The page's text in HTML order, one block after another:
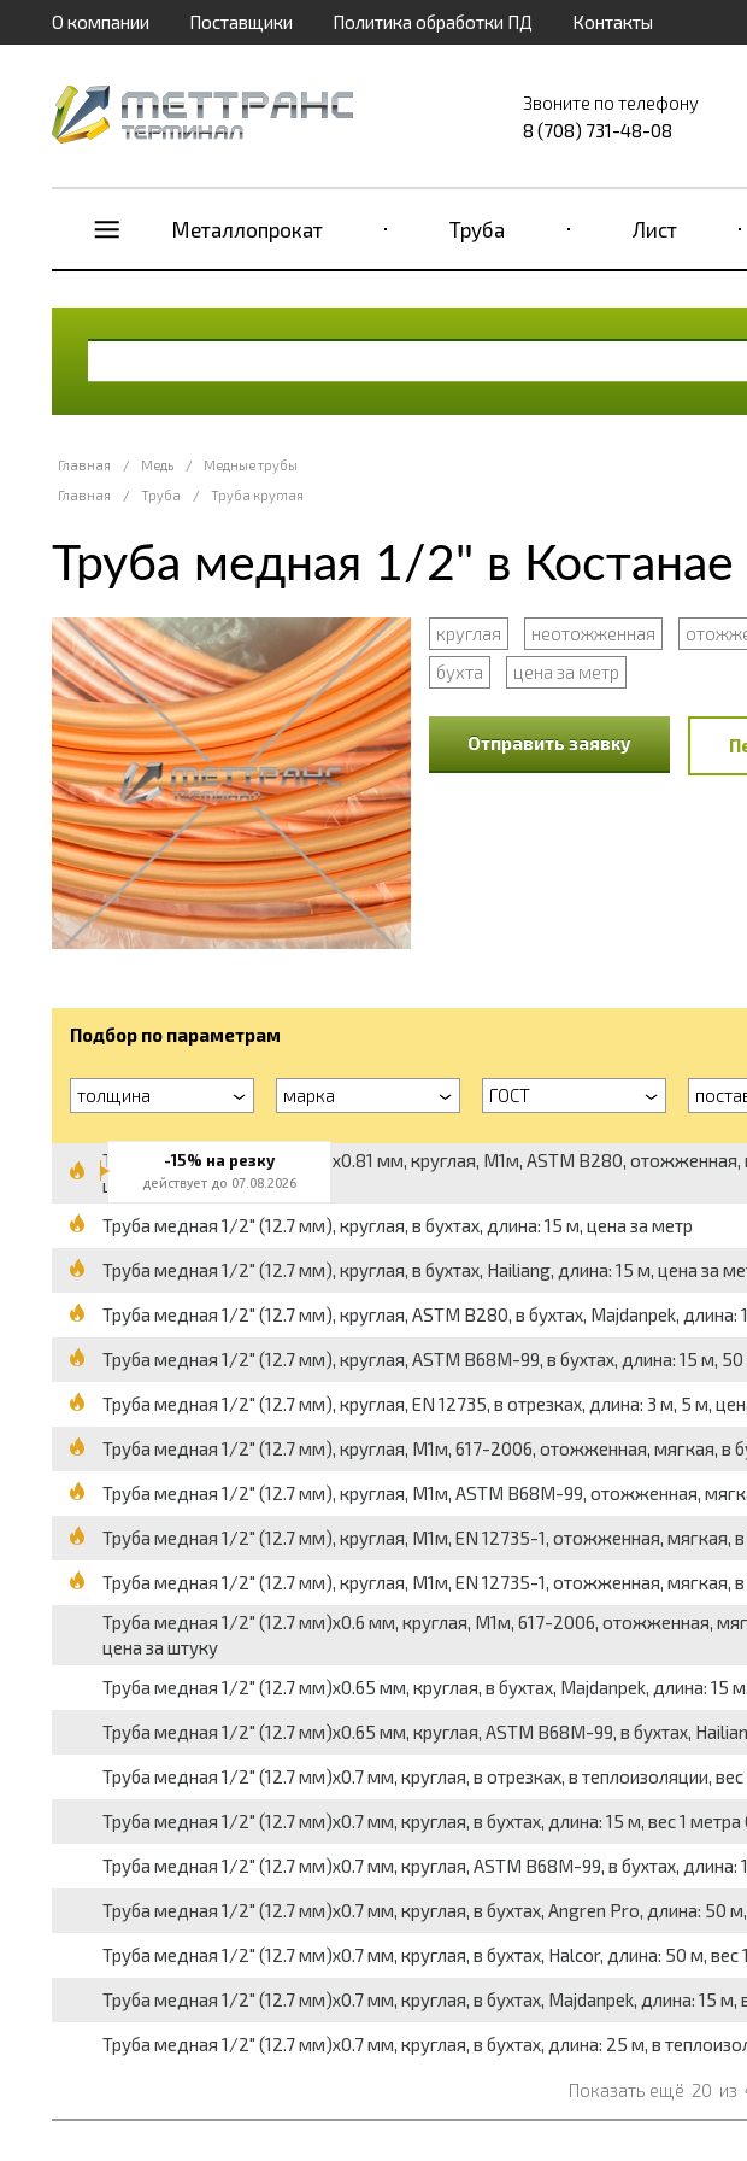
О компании Поставщики Политика обработки ПД Контакты
Звоните по телефону
8 (708) 731-48-08
Металлопрокат Труба Лист
Главная / Медь /
Медные трубы
Главная
/ Труба / Труба круглая
Труба медная 1/2" в Костанае
круглая неотожженная
бухта
цена за метр
Отправить заявку
Подбор по параметрам
толщина марка ГОСТ
Труба медная 1/2" (12.7 мм)x0.81 мм, круглая, М1м, ASTM B280, отожженная,
цена за бухту
Труба медная 1/2" (12.7 мм), круглая, в бухтах, длина: 15 м, цена за метр
Труба медная 1/2" (12.7 мм), круглая, в бухтах, Hailiang, длина: 15 м, цена за
Труба медная 1/2" (12.7 мм), круглая, ASTM B280, в бухтах, Majdanpek,
Труба медная 1/2" (12.7 мм), круглая, ASTM B68М-99, в бухтах, длина: 15 м,
Труба медная 1/2" (12.7 мм), круглая, EN 12735, в отрезках, длина: 3 м, 5 м,
Труба медная 1/2" (12.7 мм), круглая, М1м, 617-2006, отожженная, мягкая, в
Труба медная 1/2" (12.7 мм), круглая, М1м, ASTM B68М-99, отожженная,
Труба медная 1/2" (12.7 мм), круглая, М1м, EN 12735-1, отожженная, мягкая, в
Труба медная 1/2" (12.7 мм), круглая, М1м, EN 12735-1, отожженная, мягкая, в
Труба медная 1/2" (12.7 мм)x0.6 мм, круглая, М1м, 617-2006, отожженная,
цена за штуку
Труба медная 1/2" (12.7 мм)x0.65 мм, круглая, в бухтах, Majdanpek, длина: 15
Труба медная 1/2" (12.7 мм)x0.65 мм, круглая, ASTM B68М-99, в бухтах,
Труба медная 1/2" (12.7 мм)x0.7 мм, круглая, в отрезках, в теплоизоляции,
Труба медная 1/2" (12.7 мм)x0.7 мм, круглая, в бухтах, длина: 15 м, вес 1 метра
Труба медная 1/2" (12.7 мм)x0.7 мм, круглая, ASTM B68М-99, в бухтах, длина:
Труба медная 1/2" (12.7 мм)x0.7 мм, круглая, в бухтах, Angren Pro, длина: 50
Труба медная 1/2" (12.7 мм)x0.7 мм, круглая, в бухтах, Halcor, длина: 50 м, вес
Труба медная 1/2" (12.7 мм)x0.7 мм, круглая, в бухтах, Majdanpek, длина: 15 м,
Труба медная 1/2" (12.7 мм)x0.7 мм, круглая, в бухтах, длина: 25 м, в
Показать ещё 20 из
-15% на резку
действует до 07.08.2026